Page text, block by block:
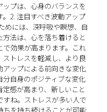
プは、心身のバランスを
2. 注目すべき波動アップ
めには、深呼吸や瞑想、自
法は、心を落ち着けると
効果が高まります。これ
トレスを軽減し、より良
アップによる前向きな変化
自身のポジティブな変化
感が高まり、新しいこと
ね。ストレスが多い人で
ちを持ち続けることが可能